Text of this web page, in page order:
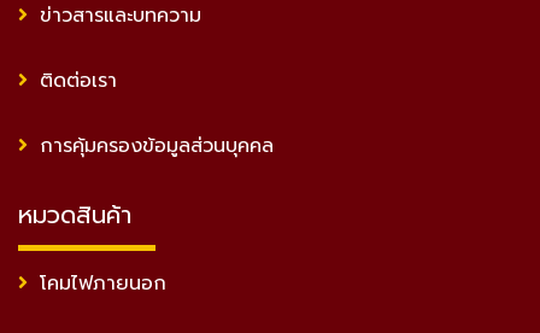
ข่าวสารและบทความ
ติดต่อเรา
การคุ้มครองข้อมูลส่วนบุคคล
หมวดสินค้า
โคมไฟภายนอก